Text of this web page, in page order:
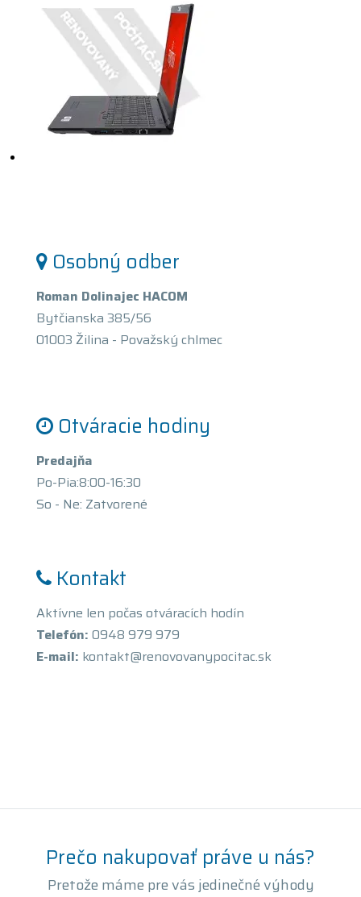
Osobný odber
Roman Dolinajec HACOM
Bytčianska 385/56
01003 Žilina - Považský chlmec
Otváracie hodiny
Predajňa
Po-Pia:8:00-16:30
So - Ne: Zatvorené
Kontakt
Aktívne len počas otváracích hodín
Telefón: 0948 979 979
E-mail: kontakt@renovovanypocitac.sk
Prečo nakupovať práve u nás?
Pretože máme pre vás jedinečné výhody